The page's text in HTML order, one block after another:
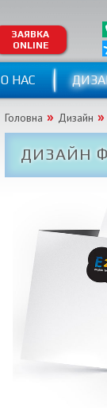
О НАС
ЗАЯВКА
ONLINE
Головна Дизайн
ДИЗАЙН